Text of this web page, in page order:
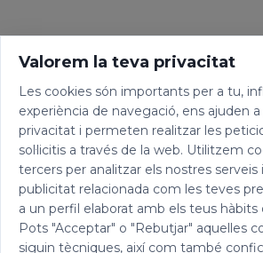
Valorem la teva privacitat
Les cookies són importants per a tu,
experiència de navegació, ens ajuden
privacitat i permeten realitzar les
sol·licitis a través de la web. Utilitzem
tercers per analitzar els nostres serveis
publicitat relacionada com les teves
a un perfil elaborat amb els teus hàbits
Pots "Acceptar" o "Rebutjar" aquelles
siguin tècniques, així com també